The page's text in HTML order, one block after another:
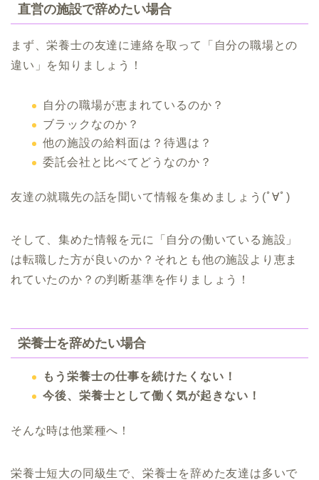
直営の施設で辞めたい場合
まず、栄養士の友達に連絡を取って「自分の職場との
違い」を知りましょう！
自分の職場が恵まれているのか？
ブラックなのか？
他の施設の給料面は？待遇は？
委託会社と比べてどうなのか？
友達の就職先の話を聞いて情報を集めましょう(ﾟ∀ﾟ)
そして、集めた情報を元に「自分の働いている施設」
は転職した方が良いのか？それとも他の施設より恵ま
れていたのか？の判断基準を作りましょう！
栄養士を辞めたい場合
もう栄養士の仕事を続けたくない！
今後、栄養士として働く気が起きない！
そんな時は他業種へ！
栄養士短大の同級生で、栄養士を辞めた友達は多いで